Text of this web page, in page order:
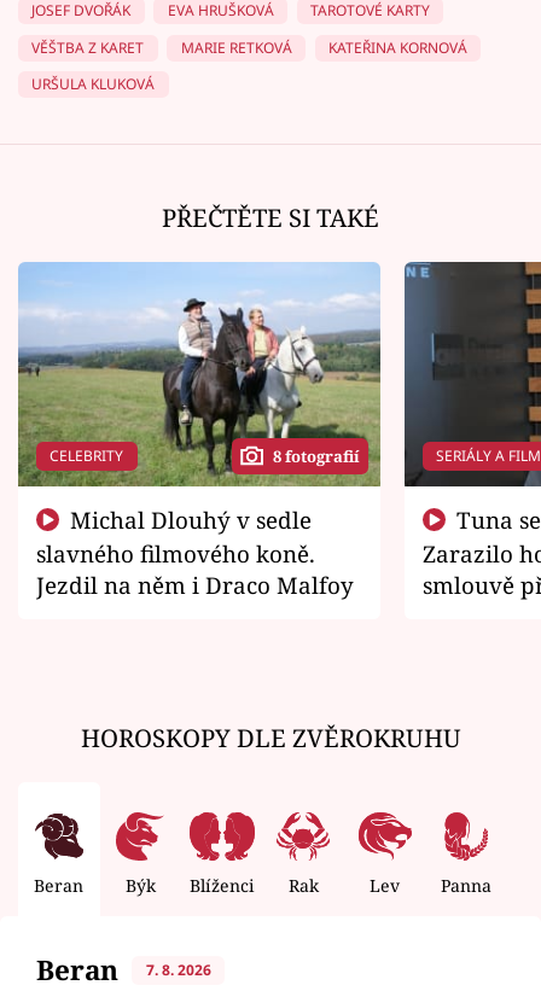
JOSEF DVOŘÁK EVA HRUŠKOVÁ
TAROTOVÉ KARTY
VĚŠTBA Z KARET
MARIE RETKOVÁ
KATEŘINA KORNOVÁ
URŠULA KLUKOVÁ
PŘEČTĚTE SI TAKÉ
CELEBRITY 8 fotografií
slavného filmového koně.
Jezdil na něm i Draco Malfoy
SERIÁLY A
Zarazilo
smlouvě
HOROSKOPY DLE ZVĚROKRUHU
Beran Býk Blíženci Rak Lev Panna
Beran 7. 8. 2026